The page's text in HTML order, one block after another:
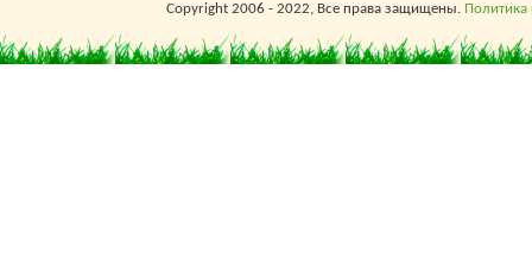
Copyright 2006 - 2022, Все права защищены.